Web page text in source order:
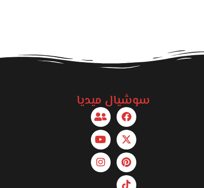
سوشيال ميديا